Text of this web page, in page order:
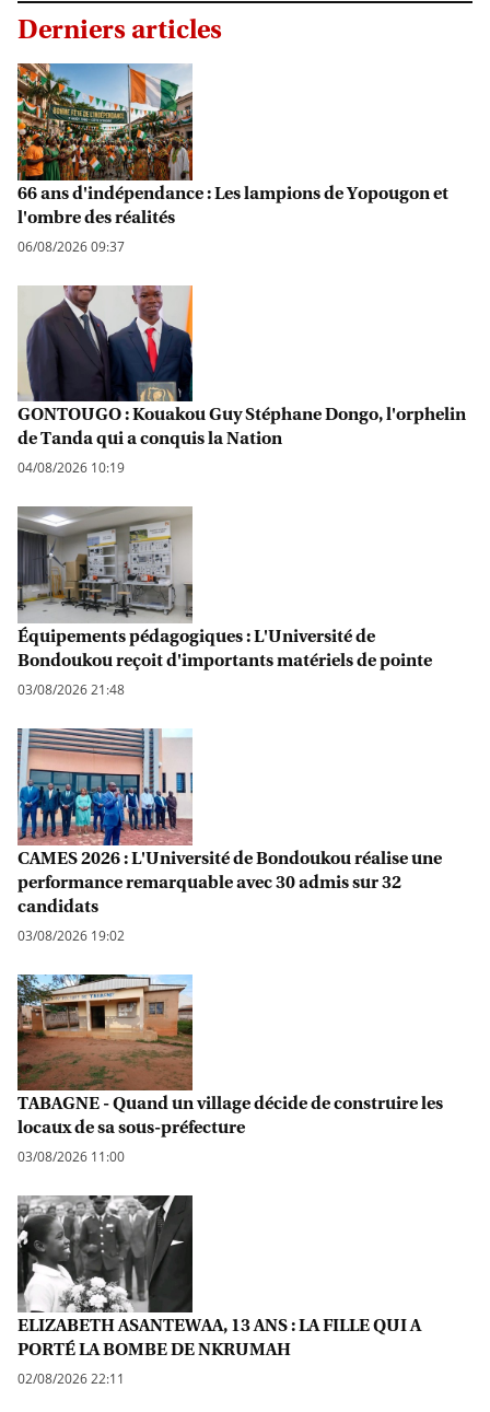
Derniers articles
66 ans d'indépendance : Les lampions de Yopougon et
l'ombre des réalités
06/08/2026 09:37
GONTOUGO : Kouakou Guy Stéphane Dongo, l'orphelin
de Tanda qui a conquis la Nation
04/08/2026 10:19
Équipements pédagogiques : L'Université de
Bondoukou reçoit d'importants matériels de pointe
03/08/2026 21:48
CAMES 2026 : L'Université de Bondoukou réalise une
performance remarquable avec 30 admis sur 32
candidats
03/08/2026 19:02
TABAGNE - Quand un village décide de construire les
locaux de sa sous-préfecture
03/08/2026 11:00
ELIZABETH ASANTEWAA, 13 ANS : LA FILLE QUI A
PORTÉ LA BOMBE DE NKRUMAH
02/08/2026 22:11